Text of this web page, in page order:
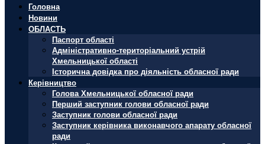
Головна
Новини
ОБЛАСТЬ
Паспорт області
Адміністративно-територіальний устрій
Хмельницької області
Історична довідка про діяльність обласної ради
Керівництво
Голова Хмельницької обласної ради
Перший заступник голови обласної ради
Заступник голови обласної ради
Заступник керівника виконавчого апарату обласної
ради